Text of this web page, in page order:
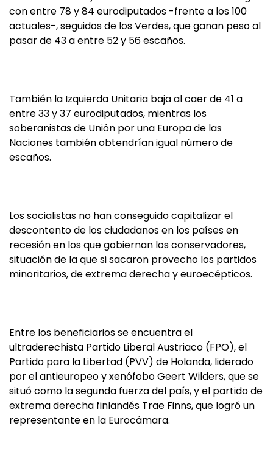
con entre 78 y 84 eurodiputados -frente a los 100
actuales-, seguidos de los Verdes, que ganan peso al
pasar de 43 a entre 52 y 56 escaños.
También la Izquierda Unitaria baja al caer de 41 a
entre 33 y 37 eurodiputados, mientras los
soberanistas de Unión por una Europa de las
Naciones también obtendrían igual número de
escaños.
Los socialistas no han conseguido capitalizar el
descontento de los ciudadanos en los países en
recesión en los que gobiernan los conservadores,
situación de la que si sacaron provecho los partidos
minoritarios, de extrema derecha y euroecépticos.
Entre los beneficiarios se encuentra el
ultraderechista Partido Liberal Austriaco (FPO), el
Partido para la Libertad (PVV) de Holanda, liderado
por el antieuropeo y xenófobo Geert Wilders, que se
situó como la segunda fuerza del país, y el partido de
extrema derecha finlandés Trae Finns, que logró un
representante en la Eurocámara.